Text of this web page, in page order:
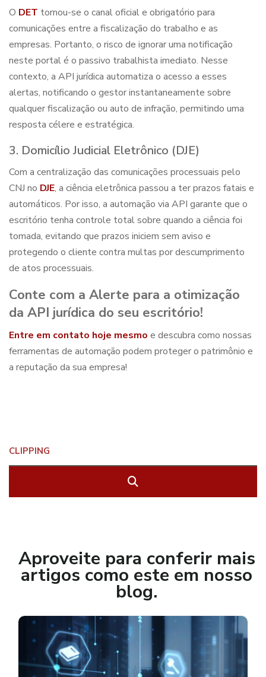
O DET tornou-se o canal oficial e obrigatório para
comunicações entre a fiscalização do trabalho e as
empresas. Portanto, o risco de ignorar uma notificação
neste portal é o passivo trabalhista imediato. Nesse
contexto, a API jurídica automatiza o acesso a esses
alertas, notificando o gestor instantaneamente sobre
qualquer fiscalização ou auto de infração, permitindo uma
resposta célere e estratégica.
3. Domicílio Judicial Eletrônico (DJE)
Com a centralização das comunicações processuais pelo
CNJ no DJE, a ciência eletrônica passou a ter prazos fatais e
automáticos. Por isso, a automação via API garante que o
escritório tenha controle total sobre quando a ciência foi
tomada, evitando que prazos iniciem sem aviso e
protegendo o cliente contra multas por descumprimento
de atos processuais.
Conte com a Alerte para a otimização
da API jurídica do seu escritório!
Entre em contato hoje mesmo e descubra como nossas
ferramentas de automação podem proteger o patrimônio e
a reputação da sua empresa!
Aproveite para conferir mais
artigos como este em nosso
blog.